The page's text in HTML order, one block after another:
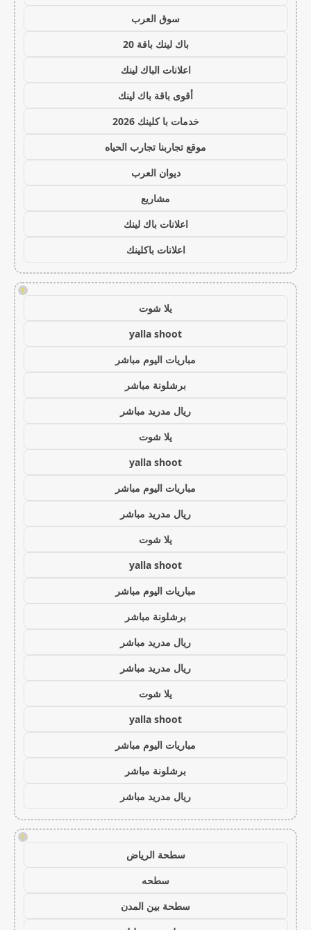
سوق العرب
باك لينك باقة 20
اعلانات الباك لينك
أقوى باقة باك لينك
خدمات با كلينك 2026
موقع تجاربنا تجارب الحياه
ديوان العرب
مشاريع
اعلانات باك لينك
اعلانات باكلينك
!
يلا شوت
yalla shoot
مباريات اليوم مباشر
برشلونة مباشر
ريال مدريد مباشر
يلا شوت
yalla shoot
مباريات اليوم مباشر
ريال مدريد مباشر
يلا شوت
yalla shoot
مباريات اليوم مباشر
برشلونة مباشر
ريال مدريد مباشر
ريال مدريد مباشر
يلا شوت
yalla shoot
مباريات اليوم مباشر
برشلونة مباشر
ريال مدريد مباشر
!
سطحة الرياض
سطحه
سطحة بين المدن